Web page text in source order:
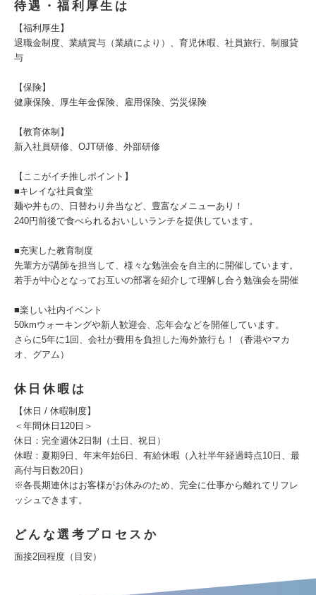
待遇・福利厚生は
【福利厚生】
退職金制度、業績賞与（業績により）、育児休暇、社員旅行、制服貸
与
【保険】
健康保険、厚生年金保険、雇用保険、労災保険
【教育体制】
新入社員研修、OJT研修、外部研修
【ここがイチ推しポイント】
■キレイな社員食堂
麺や丼もの、日替わり弁当など、豊富なメニューあり！
240円前後で食べられるおいしいランチを提供しています。
■充実した教育制度
先輩方が講師を担当して、様々な勉強会を自主的に開催しています。
若手が中心となってお互いの部署を紹介して理解し合う勉強会を開催
■楽しい社内イベント
50kmウォーキングや新人歓迎会、忘年会などを開催しています。
さらに5年に1回、会社が費用を負担した海外旅行も！（香港やマカ
オ、グアム）
休日休暇は
【休日 / 休暇制度】
＜年間休日120日＞
休日：完全週休2日制（土日、祝日）
休暇：夏期9日、年末年始6日、有給休暇（入社半年経過時点10日、最
高付与日数20日）
※各長期連休はお客様がお休みのため、完全に仕事から離れてリフレ
ッシュできます。
どんな選考プロセスか
面接2回程度（目安）